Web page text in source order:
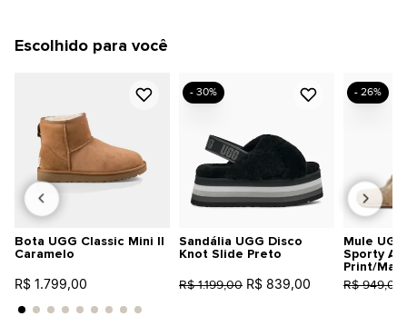
Escolhido para você
Bota UGG Classic Mini II
Caramelo
R$ 1.799,00
Sandália UGG Disco
Knot Slide Preto
R$ 1.199,00 R$ 839,00
- 30%
Mule
Sporty
Print/
R$ 949,00
- 26%